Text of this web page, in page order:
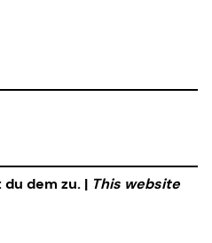
dem zu. | This website